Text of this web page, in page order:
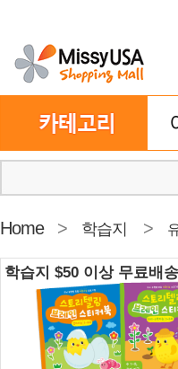
Home > 학습지 >
학습지 $50 이상 무료배송